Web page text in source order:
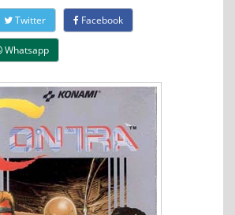
Twitter Facebook
Whatsapp